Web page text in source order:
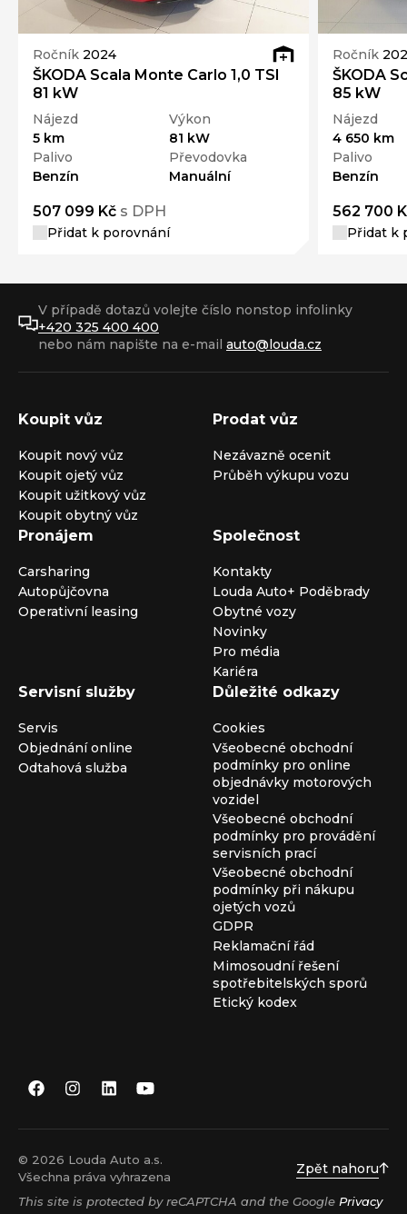
Ročník 2024
ŠKODA Scala Monte Carlo 1,0 TSI
81 kW
Nájezd
5 km
Výkon
81 kW
Palivo
Benzín
Převodovka
Manuální
507 099 Kč s DPH
Přidat k porovnání
Ročník
ŠKODA
85 kW
Nájezd
4 650 km
Palivo
Benzín
562 700
Přidat k
V případě dotazů volejte číslo nonstop infolinky
+420 325 400 400
nebo nám napište na e-mail auto@louda.cz
Koupit vůz
Koupit nový vůz
Koupit ojetý vůz
Koupit užitkový vůz
Koupit obytný vůz
Prodat vůz
Nezávazně ocenit
Průběh výkupu vozu
Pronájem
Carsharing
Autopůjčovna
Operativní leasing
Společnost
Kontakty
Louda Auto+ Poděbrady
Obytné vozy
Novinky
Pro média
Kariéra
Servisní služby
Servis
Objednání online
Odtahová služba
Důležité odkazy
Cookies
Všeobecné obchodní
podmínky pro online
objednávky motorových
vozidel
Všeobecné obchodní
podmínky pro provádění
servisních prací
Všeobecné obchodní
podmínky při nákupu
ojetých vozů
GDPR
Reklamační řád
Mimosoudní řešení
spotřebitelských sporů
Etický kodex
© 2026 Louda Auto a.s.
Všechna práva vyhrazena
Zpět nahoru
This site is protected by reCAPTCHA and the Google Privacy